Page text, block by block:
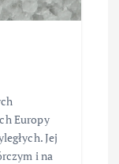
Europy
Jej
i na